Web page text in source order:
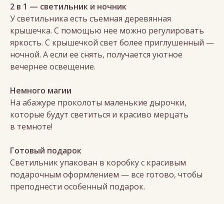
2 в 1 — светильник и ночник
У светильника есть съемная деревянная
крышечка. С помощью нее можно регулировать
яркость. С крышечкой свет более приглушенный —
ночной. А если ее снять, получается уютное
вечернее освещение.
Немного магии
На абажуре проколоты маленькие дырочки,
которые будут светиться и красиво мерцать
в темноте!
Готовый подарок
Светильник упакован в коробку с красивым
подарочным оформлением — все готово, чтобы
преподнести особенный подарок.